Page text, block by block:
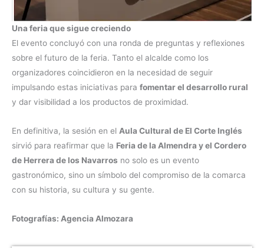
Una feria que sigue creciendo
El evento concluyó con una ronda de preguntas y reflexiones
sobre el futuro de la feria. Tanto el alcalde como los
organizadores coincidieron en la necesidad de seguir
impulsando estas iniciativas para fomentar el desarrollo rural
y dar visibilidad a los productos de proximidad.
En definitiva, la sesión en el Aula Cultural de El Corte Inglés
sirvió para reafirmar que la Feria de la Almendra y el Cordero
de Herrera de los Navarros no solo es un evento
gastronómico, sino un símbolo del compromiso de la comarca
con su historia, su cultura y su gente.
Fotografías: Agencia Almozara